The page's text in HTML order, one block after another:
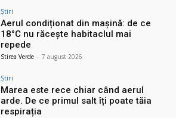
Știri
Aerul condiționat din mașină: de ce
18°C nu răcește habitaclul mai
repede
Stirea Verde - 7 august 2026
Știri
Marea este rece chiar când aerul
arde. De ce primul salt îți poate tăia
respirația